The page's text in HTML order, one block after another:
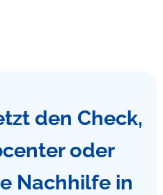
den Check,
oder
Nachhilfe in